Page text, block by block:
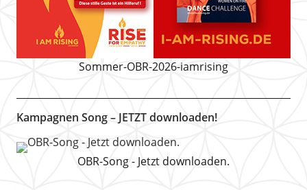
Sommer-OBR-2026-iamrising
Kampagnen Song – JETZT downloaden!
OBR-Song - Jetzt downloaden.